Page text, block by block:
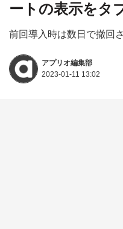
ートの表示をタ
前回導入時は数日で撤回
アプリオ編集部
2023-01-11 13:02